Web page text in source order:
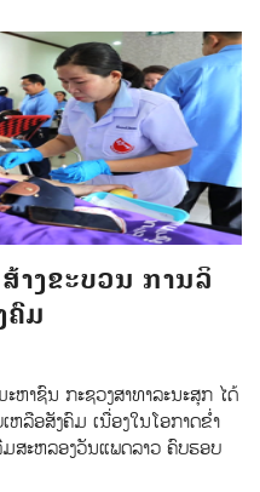
າງຂະບວນ ການລິ
ຄົມ
ຫາຊົນ ກະຊວງສາທາລະນະສຸກ ໄດ້
ຫລືອສັງຄົມ ເນື່ອງໃນໂອກາດຂໍ່າ
ສະຫລອງວັນແພດລາວ ຄົບຮອບ